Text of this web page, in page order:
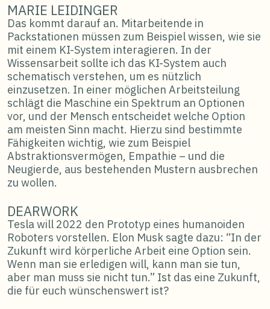
MARIE LEIDINGER
Das kommt darauf an. Mitarbeitende in
Packstationen müssen zum Beispiel wissen, wie sie
mit einem KI-System interagieren. In der
Wissensarbeit sollte ich das KI-System auch
schematisch verstehen, um es nützlich
einzusetzen. In einer möglichen Arbeitsteilung
schlägt die Maschine ein Spektrum an Optionen
vor, und der Mensch entscheidet welche Option
am meisten Sinn macht. Hierzu sind bestimmte
Fähigkeiten wichtig, wie zum Beispiel
Abstraktionsvermögen, Empathie – und die
Neugierde, aus bestehenden Mustern ausbrechen
zu wollen.
DEARWORK
Tesla will 2022 den Prototyp eines humanoiden
Roboters vorstellen. Elon Musk sagte dazu: “In der
Zukunft wird körperliche Arbeit eine Option sein.
Wenn man sie erledigen will, kann man sie tun,
aber man muss sie nicht tun.” Ist das eine Zukunft,
die für euch wünschenswert ist?